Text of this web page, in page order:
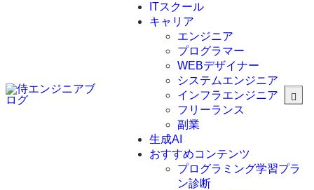
C言語
C#
VBA
Go言語
Kotlin
Java
JavaScript
Swift
Ruby
ITスクール
キャリア
エンジニア
プログラマー
WEBデザイナー
システムエンジニア
インフラエンジニア
フリーランス
副業
生成AI
おすすめコンテンツ
プログラミング学習プラ
ン診断